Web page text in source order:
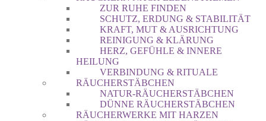
ZUR RUHE FINDEN
SCHUTZ, ERDUNG & STABILITÄT
KRAFT, MUT & AUSRICHTUNG
REINIGUNG & KLÄRUNG
HERZ, GEFÜHLE & INNERE
HEILUNG
VERBINDUNG & RITUALE
RÄUCHERSTÄBCHEN
NATUR-RÄUCHERSTÄBCHEN
DÜNNE RÄUCHERSTÄBCHEN
RÄUCHERWERKE MIT HARZEN